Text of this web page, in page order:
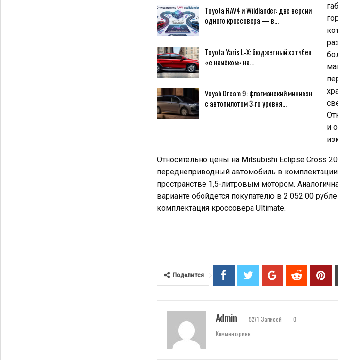
Toyota RAV4 и Wildlander: две версии
одного кроссовера — в…
Toyota Yaris L‑X: бюджетный хэтчбек
«с намёком» на…
Voyah Dream 9: флагманский минивэн
с автопилотом 3‑го уровня…
и
Относительно цены на Mitsubishi Eclipse Cross
переднеприводный автомобиль в
пространстве 1,5-литровым мотором.
варианте обойдется покупателю в 2 052 00
комплектация кроссовера Ultimate.
Поделится
Admin 5271 Записей
0
Комментариев